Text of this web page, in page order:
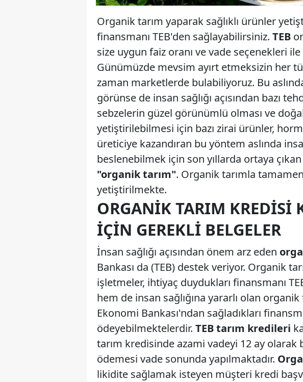
Organik tarım yaparak sağlıklı ürünler
finansmanı TEB'den sağlayabilirsiniz. TEB
size uygun faiz oranı ve vade seçenekleri
Günümüzde mevsim ayırt etmeksizin her
zaman marketlerde bulabiliyoruz. Bu
görünse de insan sağlığı açısından bazı
sebzelerin güzel görünümlü olması ve
yetiştirilebilmesi için bazı zirai ürünler,
üreticiye kazandıran bu yöntem aslında
beslenebilmek için son yıllarda ortaya
"organik tarım". Organik tarımla
yetiştirilmekte.
ORGANIK TARIM KREDISI
İÇIN GEREKLI BELGELER
İnsan sağlığı açısından önem arz eden
Bankası da (TEB) destek veriyor. Organik
işletmeler, ihtiyaç duydukları finansmanı
hem de insan sağlığına yararlı olan
Ekonomi Bankası'ndan sağladıkları
ödeyebilmektelerdir. TEB tarım kredileri
tarım kredisinde azami vadeyi 12 ay
ödemesi vade sonunda yapılmaktadır.
likidite sağlamak isteyen müşteri kredi